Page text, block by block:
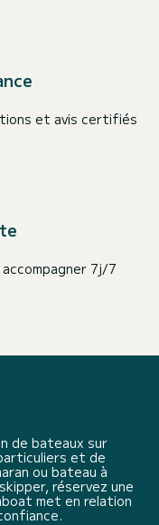
et avis certifiés
7j/7
de bateaux sur
et de
ou bateau à
réservez une
met en relation